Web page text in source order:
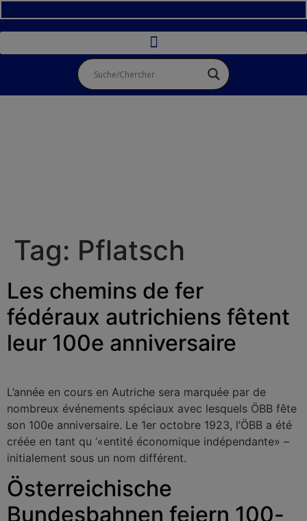
Tag: Pflatsch
Les chemins de fer
fédéraux autrichiens fêtent
leur 100e anniversaire
L’année en cours en Autriche sera marquée par de
nombreux événements spéciaux avec lesquels ÖBB fête
son 100e anniversaire. Le 1er octobre 1923, l’ÖBB a été
créée en tant qu ‘«entité économique indépendante» –
initialement sous un nom différent.
Österreichische
Bundesbahnen feiern 100-